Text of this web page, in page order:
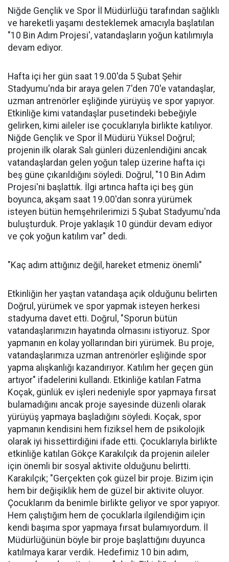
Niğde Gençlik ve Spor İl Müdürlüğü tarafından sağlıklı
ve hareketli yaşamı desteklemek amacıyla başlatılan
"10 Bin Adım Projesi', vatandaşların yoğun katılımıyla
devam ediyor.
Hafta içi her gün saat 19.00'da 5 Şubat Şehir
Stadyumu'nda bir araya gelen 7'den 70'e vatandaşlar,
uzman antrenörler eşliğinde yürüyüş ve spor yapıyor.
Etkinliğe kimi vatandaşlar pusetindeki bebeğiyle
gelirken, kimi aileler ise çocuklarıyla birlikte katılıyor.
Niğde Gençlik ve Spor İl Müdürü Yüksel Doğrul;
projenin ilk olarak Salı günleri düzenlendiğini ancak
vatandaşlardan gelen yoğun talep üzerine hafta içi
beş güne çıkarıldığını söyledi. Doğrul, "10 Bin Adım
Projesi'ni başlattık. İlgi artınca hafta içi beş gün
boyunca, akşam saat 19.00'dan sonra yürümek
isteyen bütün hemşehrilerimizi 5 Şubat Stadyumu'nda
buluşturduk. Proje yaklaşık 10 gündür devam ediyor
ve çok yoğun katılım var" dedi.
"Kaç adım attığınız değil, hareket etmeniz önemli"
Etkinliğin her yaştan vatandaşa açık olduğunu belirten
Doğrul, yürümek ve spor yapmak isteyen herkesi
stadyuma davet etti. Doğrul, "Sporun bütün
vatandaşlarımızın hayatında olmasını istiyoruz. Spor
yapmanın en kolay yollarından biri yürümek. Bu proje,
vatandaşlarımıza uzman antrenörler eşliğinde spor
yapma alışkanlığı kazandırıyor. Katılım her geçen gün
artıyor" ifadelerini kullandı. Etkinliğe katılan Fatma
Koçak, günlük ev işleri nedeniyle spor yapmaya fırsat
bulamadığını ancak proje sayesinde düzenli olarak
yürüyüş yapmaya başladığını söyledi. Koçak, spor
yapmanın kendisini hem fiziksel hem de psikolojik
olarak iyi hissettirdiğini ifade etti. Çocuklarıyla birlikte
etkinliğe katılan Gökçe Karakılçık da projenin aileler
için önemli bir sosyal aktivite olduğunu belirtti.
Karakılçık; "Gerçekten çok güzel bir proje. Bizim için
hem bir değişiklik hem de güzel bir aktivite oluyor.
Çocuklarım da benimle birlikte geliyor ve spor yapıyor.
Hem çalıştığım hem de çocuklarla ilgilendiğim için
kendi başıma spor yapmaya fırsat bulamıyordum. İl
Müdürlüğünün böyle bir proje başlattığını duyunca
katılmaya karar verdik. Hedefimiz 10 bin adım,